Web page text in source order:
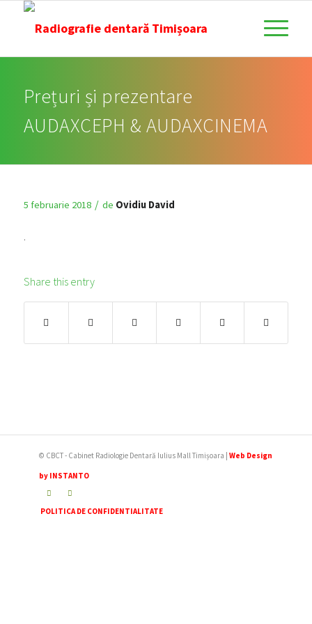
Prețuri și prezentare
AUDAXCEPH & AUDAXCINEMA
5 februarie 2018 / de Ovidiu David
.
Share this entry
© CBCT - Cabinet Radiologie Dentară Iulius Mall Timișoara | Web Design
by INSTANTO
POLITICA DE CONFIDENTIALITATE